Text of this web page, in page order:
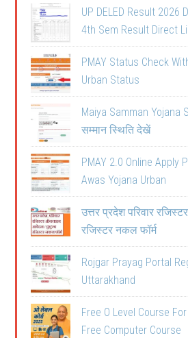
UP DELED Result 2026
4th Sem Result Direct
PMAY Status Check
Urban Status
Maiya Samman Yojana
सम्मान स्थिति देखें
PMAY 2.0 Online Apply
Awas Yojana Urban
उत्तर प्रदेश परिवार
रजिस्टर नकल फॉर्म
Rojgar Prayag Portal
Uttarakhand
Free O Level Course
Free Computer Course